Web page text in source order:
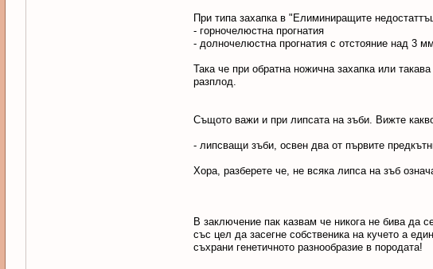
При типа захапка в "Елиминиращите
- горночелюстна прогнатия
- долночелюстна прогнатия с отстояние над 3
Така че при обратна ножична захапка или
разплод.
Същото важи и при липсата на зъби. Вижте
- липсващи зъби, освен два от първите
Хора, разберете че, не всяка липса на зъб
В заключение пак казвам че никога не бива да
със цел да засегне собственика на кучето а
съхрани генетичното разнообразие в породата!